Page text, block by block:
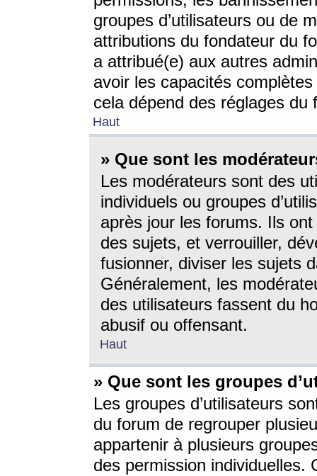
groupes d’utilisateurs ou de
attributions du fondateur du
a attribué(e) aux autres
avoir les capacités
cela dépend des réglages du
Haut
» Que sont les
Les modérateurs sont des
individuels ou groupes
après jour les forums. Ils ont
des sujets, et verrouiller,
fusionner, diviser les sujets
Généralement, les
des utilisateurs fassent du
abusif ou offensant.
Haut
» Que sont les groupes
Les groupes d’utilisateurs
du forum de regrouper
appartenir à plusieurs
des permission individuelles.